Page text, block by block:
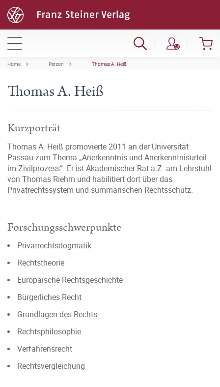
Home Person Thomas A. Heiß
Thomas A. Heiß
Kurzporträt
Thomas A. Heiß promovierte 2011 an der Universität
Passau zum Thema „Anerkenntnis und Anerkenntnisurteil
im Zivilprozess”. Er ist Akademischer Rat a.Z. am Lehrstuhl
von Thomas Riehm und habilitiert dort über das
Privatrechtssystem und summarischen Rechtsschutz.
Forschungsschwerpunkte
Privatrechtsdogmatik
Rechtstheorie
Europäische Rechtsgeschichte
Bürgerliches Recht
Grundlagen des Rechts
Rechtsphilosophie
Verfahrensrecht
Rechtsvergleichung